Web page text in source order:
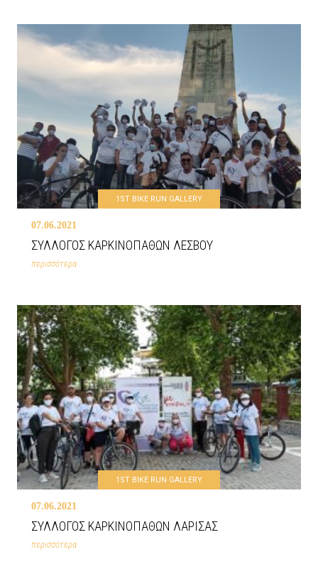
1ST BIKE RUN GALLERY
07.06.2021
ΣΥΛΛΟΓΟΣ ΚΑΡΚΙΝΟΠΑΘΩΝ ΛΕΣΒΟΥ
περισσότερα
1ST BIKE RUN GALLERY
07.06.2021
ΣΥΛΛΟΓΟΣ ΚΑΡΚΙΝΟΠΑΘΩΝ ΛΑΡΙΣΑΣ
περισσότερα